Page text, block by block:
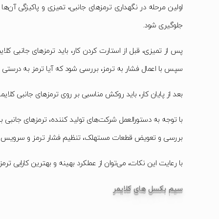
اولین مرحله در نگهداری ترمزهای جانبی، تمیزی و پاکیزگی
جلوگیری شود.
پس از تمیزی، قبل از استارت کردن کار، باید ترمزهای جانبی
سپس با اعمال فشار به ترمز، بررسی شود که آیا ترمز به
بعد از پایان کار، باید روکش مناسبی بر روی ترمزهای جانبی
بررسی و تعویض قطعات مستهلک، تنظیم فشار ترمز و سرویس
با رعایت این نکات، می‌توان از عملکرد بهینه و بهترین کارایی
سیم بکسل های کلایمر